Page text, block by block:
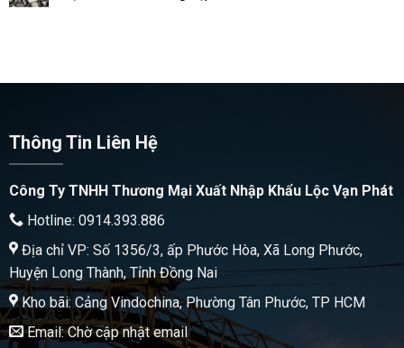
Thông Tin Liên Hệ
Công Ty TNHH Thương Mại Xuất Nhập Khẩu Lộc Vạn Phát
Hotline: 0914.393.886
Địa chỉ VP: Số 1356/3, ấp Phước Hòa, Xã Long Phước,
Huyện Long Thành, Tỉnh Đồng Nai
Kho bãi: Cảng Vindochina, Phường Tân Phước, TP HCM
Email: Chờ cập nhật email